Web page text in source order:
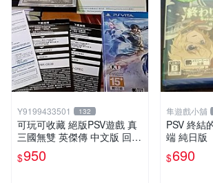
Y9199433501 132
可玩可收藏 絕版PSV遊戲 真
三國無雙 英傑傳 中文版 回函
特典卡齊全
$950
隼遊戲小舖
PSV 終結
端 純日版
$690